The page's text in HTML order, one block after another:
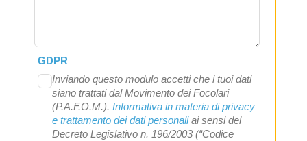
GDPR
Inviando questo modulo accetti che i tuoi dati
siano trattati dal Movimento dei Focolari
(P.A.F.O.M.). Informativa in materia di privacy
e trattamento dei dati personaliai sensi del
Decreto Legislativo n. 196/2003 (“Codice